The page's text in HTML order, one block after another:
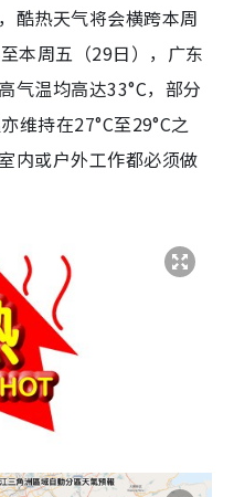
酷热天气将会横跨本周
本周五（29日），广东
气温均高达33°C，部分
维持在27°C至29°C之
内或户外工作都必须做